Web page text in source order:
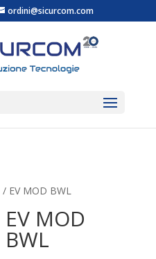
ordini@sicurcom.com
/ EV MOD BWL
EV MOD
BWL